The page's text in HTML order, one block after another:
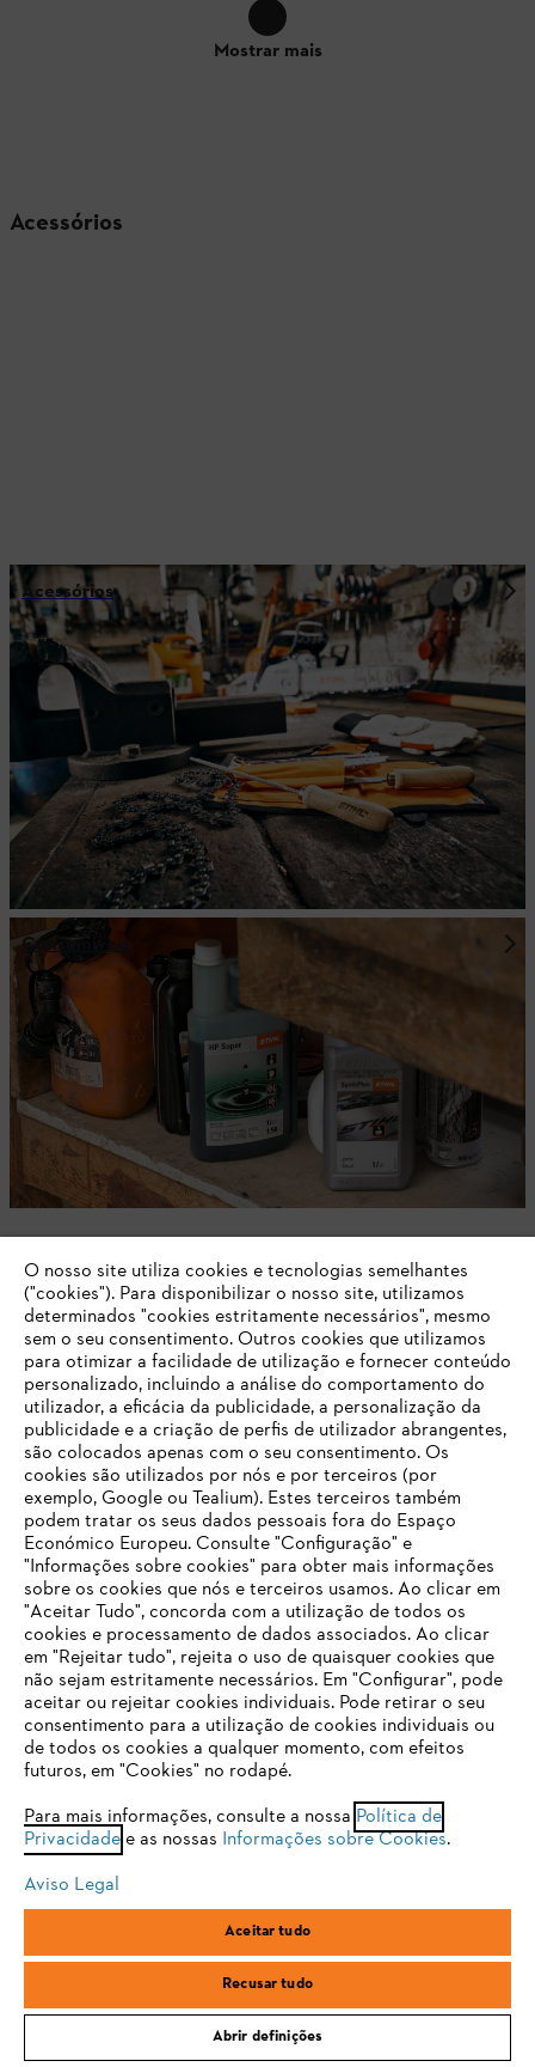
Mostrar mais
Acessórios
Acessórios
Consumíveis
Equipamento de Proteção Individual / EPI
Mantenha-se atualizado com a Newsletter
STIHL
Email
Subscrever a newsletter
PORTES GRÁTIS PARA COMPRAS A PARTIR DE 100€
O SEU NAVEGADOR NÃO SUPORTA
ESTE WEBSITE
Está utilizar um navegador que ainda não suportamos. Para
obter o melhor uso de nosso site, recomendamos que altere
para um dos seguintes navegadores:
firefox chrome
safari edge
O nosso site utiliza cookies e tecnologias semelhantes
("cookies"). Para disponibilizar o nosso site, utilizamos
determinados "cookies estritamente necessários", mesmo
sem o seu consentimento. Outros cookies que utilizamos
para otimizar a facilidade de utilização e fornecer conteúdo
personalizado, incluindo a análise do comportamento do
utilizador, a eficácia da publicidade, a personalização da
publicidade e a criação de perfis de utilizador abrangentes,
são colocados apenas com o seu consentimento. Os
cookies são utilizados por nós e por terceiros (por
exemplo, Google ou Tealium). Estes terceiros também
podem tratar os seus dados pessoais fora do Espaço
Económico Europeu. Consulte "Configuração" e
"Informações sobre cookies" para obter mais informações
sobre os cookies que nós e terceiros usamos. Ao clicar em
"Aceitar Tudo", concorda com a utilização de todos os
cookies e processamento de dados associados. Ao clicar
em "Rejeitar tudo", rejeita o uso de quaisquer cookies que
não sejam estritamente necessários. Em "Configurar", pode
aceitar ou rejeitar cookies individuais. Pode retirar o seu
consentimento para a utilização de cookies individuais ou
de todos os cookies a qualquer momento, com efeitos
futuros, em "Cookies" no rodapé.
Para mais informações, consulte a nossa Política de
Privacidadee as nossas Informações sobre Cookies.
Aviso Legal
Aceitar tudo
Recusar tudo
Abrir definições